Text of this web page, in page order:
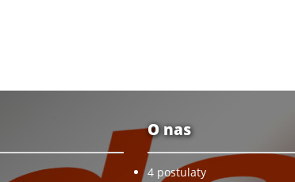
O nas
4 postulaty